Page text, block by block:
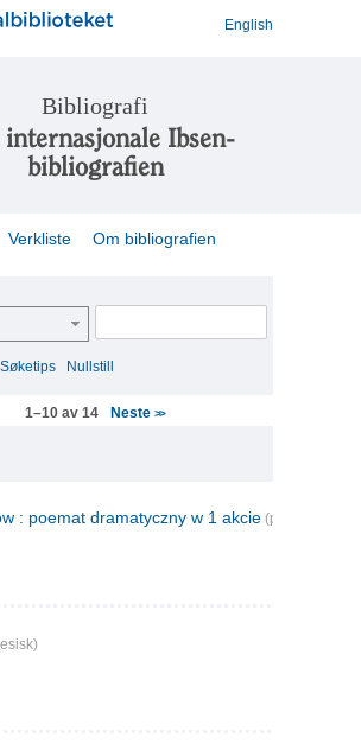
English
Bibliografi
internasjonale Ibsen-
bibliografien
Verkliste Om bibliografien
Søketips Nullstill
1–10 av 14 Neste>>
: poemat dramatyczny w 1 akcie (polsk)